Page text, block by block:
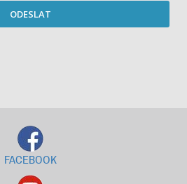
ODESLAT
FACEBOOK